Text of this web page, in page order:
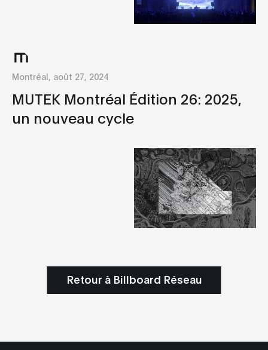
Montréal, août 27, 2024
MUTEK Montréal Édition 26: 2025,
un nouveau cycle
Retour à Billboard Réseau